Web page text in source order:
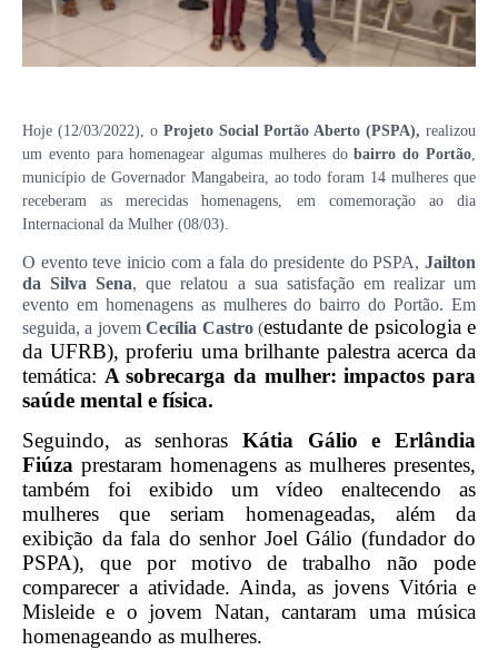
Hoje (12/03/2022), o Projeto Social Portão Aberto (PSPA), realizou
um evento para homenagear algumas mulheres dobairro do Portão,
município de Governador Mangabeira, ao todo foram 14 mulheres que
receberam as merecidas homenagens, em comemoração ao dia
Internacional da Mulher (08/03).
O evento teve inicio com a fala do presidente do PSPA, Jailton
da Silva Sena, que relatou a sua satisfação em realizar um
evento em homenagens as mulheres do bairro do Portão. Em
seguida, a jovemCecília Castro(estudante de psicologia e
da UFRB), proferiu uma brilhante palestra acerca da
temática: A sobrecarga da mulher: impactos para
saúde mental e física.
Seguindo, as senhoras Kátia Gálio e Erlândia
Fiúza prestaram homenagens as mulheres presentes,
também foi exibido um vídeo enaltecendo as
mulheres que seriam homenageadas, além da
exibição da fala do senhor Joel Gálio (fundador do
PSPA), que por motivo de trabalho não pode
comparecer a atividade. Ainda, as jovens Vitória e
Misleide e o jovem Natan, cantaram uma música
homenageando as mulheres.